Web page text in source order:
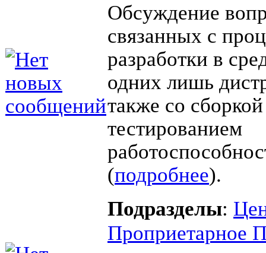
Обсуждение
связанных с
разработки в
одних лишь
также со
тестированием
(подробнее).
Подразделы:
Проприетарное